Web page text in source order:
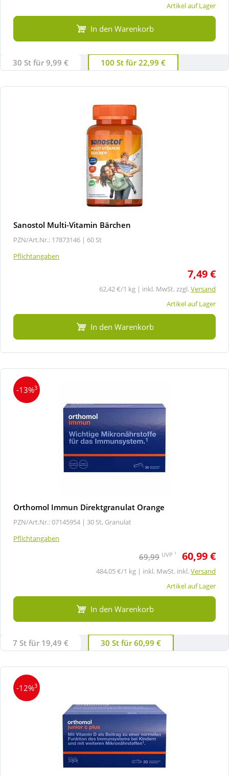
Artikel auf Lager
In den Warenkorb
30 St für 9,99 € 100 St für 22,99 €
Sanostol Multi-Vitamin Bärchen
PZN/Art.Nr.: 17873146 | 60 St
Pflichtangaben
7,49 €
62,42 €/1 kg | inkl. MwSt. zzgl.Versand
Artikel auf Lager
In den Warenkorb
-13%3
Orthomol Immun Direktgranulat Orange
PZN/Art.Nr.: 07145954 | 30 St, Granulat
Pflichtangaben
69,99 UVP 1 60,99 €
484,05 €/1 kg | inkl. MwSt. inkl.Versand
Artikel auf Lager
In den Warenkorb
7 St für 19,49 € 30 St für 60,99 €
-12%3